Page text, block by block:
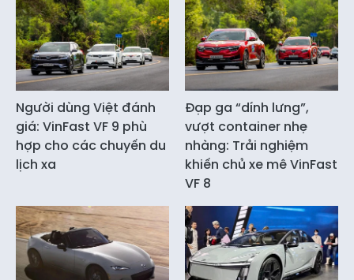
Người dùng Việt đánh
giá: VinFast VF 9 phù
hợp cho các chuyến du
lịch xa
Đạp ga “dính lưng”,
vượt container nhẹ
nhàng: Trải nghiệm
khiến chủ xe mê VinFast
VF 8